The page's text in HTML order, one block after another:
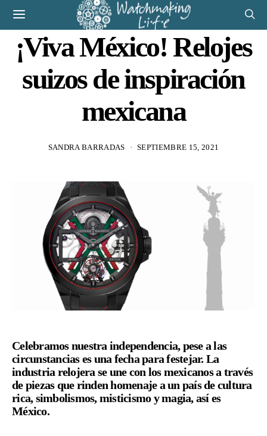
¡Viva México! Relojes
suizos de inspiración
mexicana
SANDRA BARRADAS SEPTIEMBRE 15, 2021
Celebramos nuestra independencia, pese a las
circunstancias es una fecha para festejar. La
industria relojera se une con los mexicanos a través
de piezas que rinden homenaje a un país de cultura
rica, simbolismos, misticismo y magia, así es
México.Relojes suizos inspiración mexicana.